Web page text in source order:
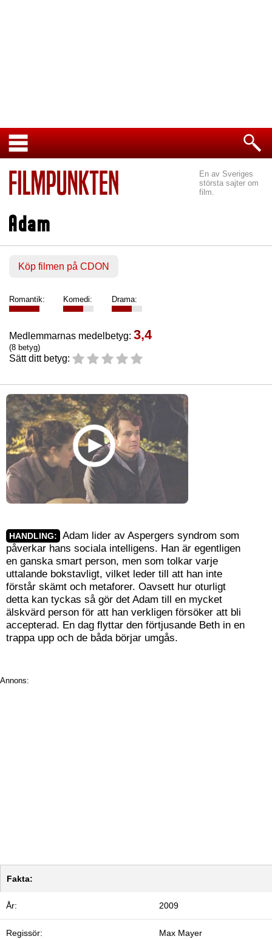
En av Sveriges
största sajter om
film.
Adam
Köp filmen på CDON
Romantik: Komedi: Drama:
Medlemmarnas medelbetyg: 3,4
(8 betyg)
Sätt ditt betyg:
HANDLING:
Adam lider av Aspergers syndrom som
påverkar hans sociala intelligens. Han är egentligen
en ganska smart person, men som tolkar varje
uttalande bokstavligt, vilket leder till att han inte
förstår skämt och metaforer. Oavsett hur oturligt
detta kan tyckas så gör det Adam till en mycket
älskvärd person för att han verkligen försöker att bli
accepterad. En dag flyttar den förtjusande Beth in en
trappa upp och de båda börjar umgås.
Annons:
Fakta:
År: 2009
Regissör: Max Mayer